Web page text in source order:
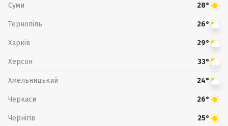
Суми 28°
Тернопіль 26°
Харків 29°
Херсон 33°
Хмельницький 24°
Черкаси 26°
Чернігів 25°